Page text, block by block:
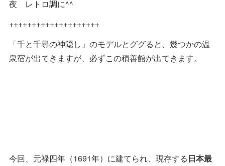
夜 レトロ調に^^
++++++++++++++++++++
「千と千尋の神隠し」のモデルとググると、幾つかの温
泉宿が出てきますが、必ずこの積善館が出てきます。
今回、元禄四年（1691年）に建てられ、現存する日本最